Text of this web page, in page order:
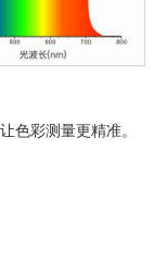
色彩测量更精准。